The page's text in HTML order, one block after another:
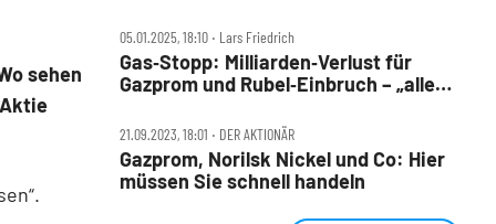
sehen
05.01.2025, 18:10 ‧ Lars Friedrich
Gas‑Stopp: Milliarden‑Verlust für
Gazprom und Rubel‑Einbruch – „alles
21.09.2023, 18:01 ‧ DER AKTIONÄR
Gazprom, Norilsk Nickel und Co: Hier
müssen Sie schnell handeln